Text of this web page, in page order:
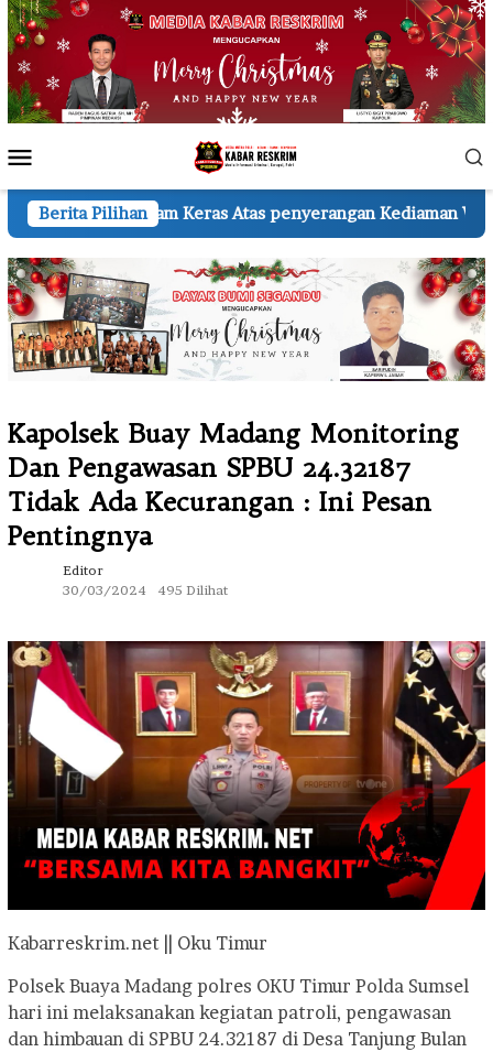
Loncat
ke
konten
Mobile
Berita Pilihan
Atas penyerangan Kediaman Wartawan A.H.
Kapolsek Buay Madang Monitoring
Dan Pengawasan SPBU 24.32187
Tidak Ada Kecurangan : Ini Pesan
Pentingnya
Editor
30/03/2024
495 Dilihat
Kabarreskrim.net || Oku Timur
Polsek Buaya Madang polres OKU Timur Polda Sumsel
hari ini melaksanakan kegiatan patroli, pengawasan
dan himbauan di SPBU 24.32187 di Desa Tanjung Bulan